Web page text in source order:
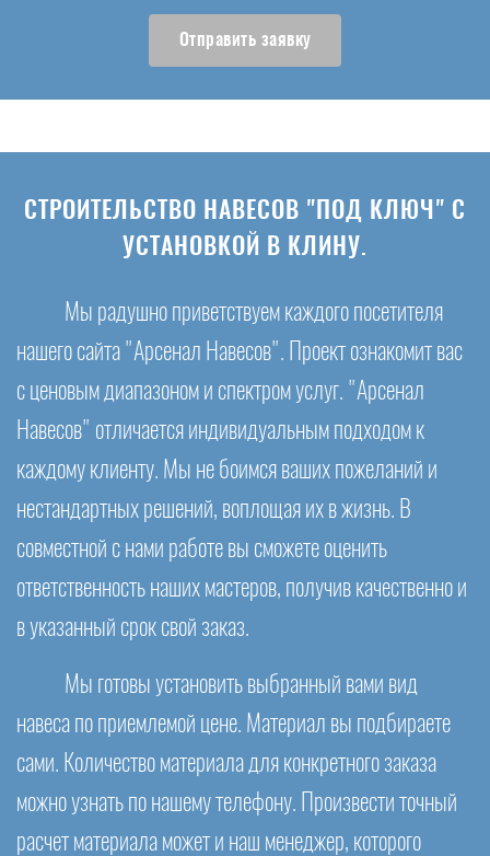
Отправить заявку
СТРОИТЕЛЬСТВО НАВЕСОВ "ПОД КЛЮЧ" С
УСТАНОВКОЙ В КЛИНУ.
Мы радушно приветствуем каждого посетителя
нашего сайта "Арсенал Навесов". Проект ознакомит вас
с ценовым диапазоном и спектром услуг. "Арсенал
Навесов" отличается индивидуальным подходом к
каждому клиенту. Мы не боимся ваших пожеланий и
нестандартных решений, воплощая их в жизнь. В
совместной с нами работе вы сможете оценить
ответственность наших мастеров, получив качественно и
в указанный срок свой заказ.
Мы готовы установить выбранный вами вид
навеса по приемлемой цене. Материал вы подбираете
сами. Количество материала для конкретного заказа
можно узнать по нашему телефону. Произвести точный
расчет материала может и наш менеджер, которого